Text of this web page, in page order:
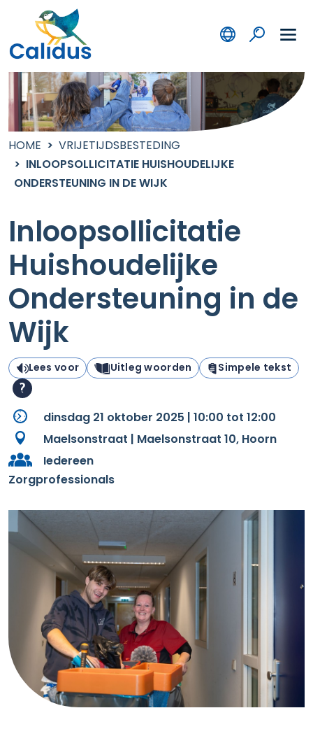
HOME
VRIJETIJDSBESTEDING
INLOOPSOLLICITATIE HUISHOUDELIJKE
ONDERSTEUNING IN DE WIJK
Inloopsollicitatie
Huishoudelijke
Ondersteuning in de
Wijk
Lees voor Uitleg woorden Simpele tekst
dinsdag 21 oktober 2025 | 10:00 tot 12:00
Maelsonstraat | Maelsonstraat 10, Hoorn
Iedereen
Zorgprofessionals